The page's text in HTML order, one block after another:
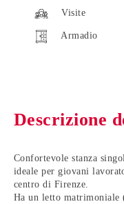
Visite
Armadio
Descrizione
Confortevole stanza
ideale per giovani
centro di Firenze.
Ha un letto matrimoniale